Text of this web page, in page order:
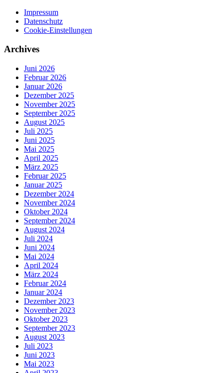
Impressum
Datenschutz
Cookie-Einstellungen
Archives
Juni 2026
Februar 2026
Januar 2026
Dezember 2025
November 2025
September 2025
August 2025
Juli 2025
Juni 2025
Mai 2025
April 2025
März 2025
Februar 2025
Januar 2025
Dezember 2024
November 2024
Oktober 2024
September 2024
August 2024
Juli 2024
Juni 2024
Mai 2024
April 2024
März 2024
Februar 2024
Januar 2024
Dezember 2023
November 2023
Oktober 2023
September 2023
August 2023
Juli 2023
Juni 2023
Mai 2023